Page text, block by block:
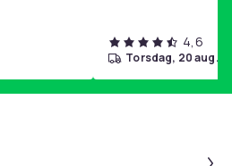
4,6
torsdag, 20 aug.